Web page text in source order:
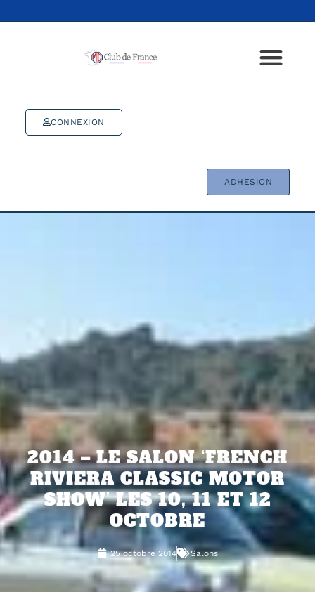
CONNEXION
ADHESION
2014 – LE SALON ‘FRENCH
RIVIERA CLASSIC MOTOR
SHOW’ LES 10, 11 ET 12
OCTOBRE
25 octobre 2014 Salons